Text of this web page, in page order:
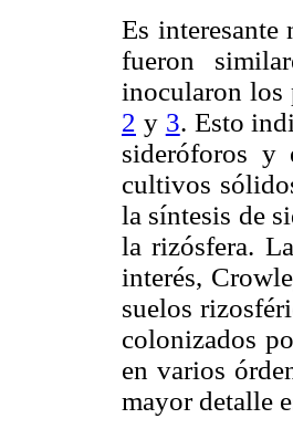
Es
fueron
inocularon los
2 y 3. Esto
sideróforos y
cultivos
la síntesis de
la rizósfera.
interés,
suelos
colonizados
en varios
mayor detalle